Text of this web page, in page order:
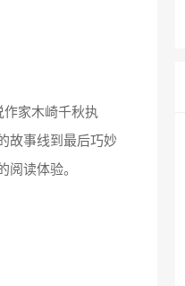
家木崎千秋执
故事线到最后巧妙
读体验。